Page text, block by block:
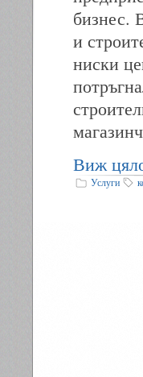
бизнес.
и
ниски
Виж
Услуги